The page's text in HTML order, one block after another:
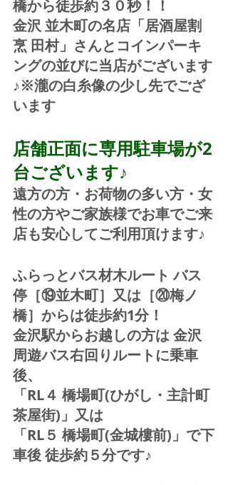
橋から徒歩約３０秒！！
金沢 並木町の名店「居酒屋割
烹 田村」さんとコインパーキ
ングの並びに当店がございます
♪※瀧の白糸像の少し先でござ
います
店舗正面に専用駐車場が2
台ございます♪
遠方の方・お荷物の多い方・女
性の方やご家族様でお車でご来
店も安心してご利用頂けます♪
ふらっとバス材木ルート バス
停［⑲並木町］又は［⑳梅ノ
橋］からは徒歩約1分！
金沢駅からお越しの方は 金沢
周遊バス右回りルートに乗車
後、
「RL４ 橋場町(ひがし・主計町
茶屋街)」又は
「RL５ 橋場町(金城樓前)」で下
車後 徒歩約５分です♪